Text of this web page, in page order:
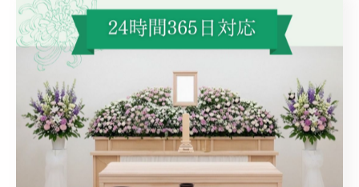
書類不備を防ぐため、提出前に再度内容を確認します。
特に、振込先の口座情報や申請人情報に誤りがないよう
注意してください。
万が一、手続きで不安や疑問が生じた場合は、市役所の
担当窓口に相談することで、トラブルを未然に防ぐこと
ができます。実際に利用した方の口コミでも「不明点を
丁寧に教えてもらえた」といった安心感のある声が多く